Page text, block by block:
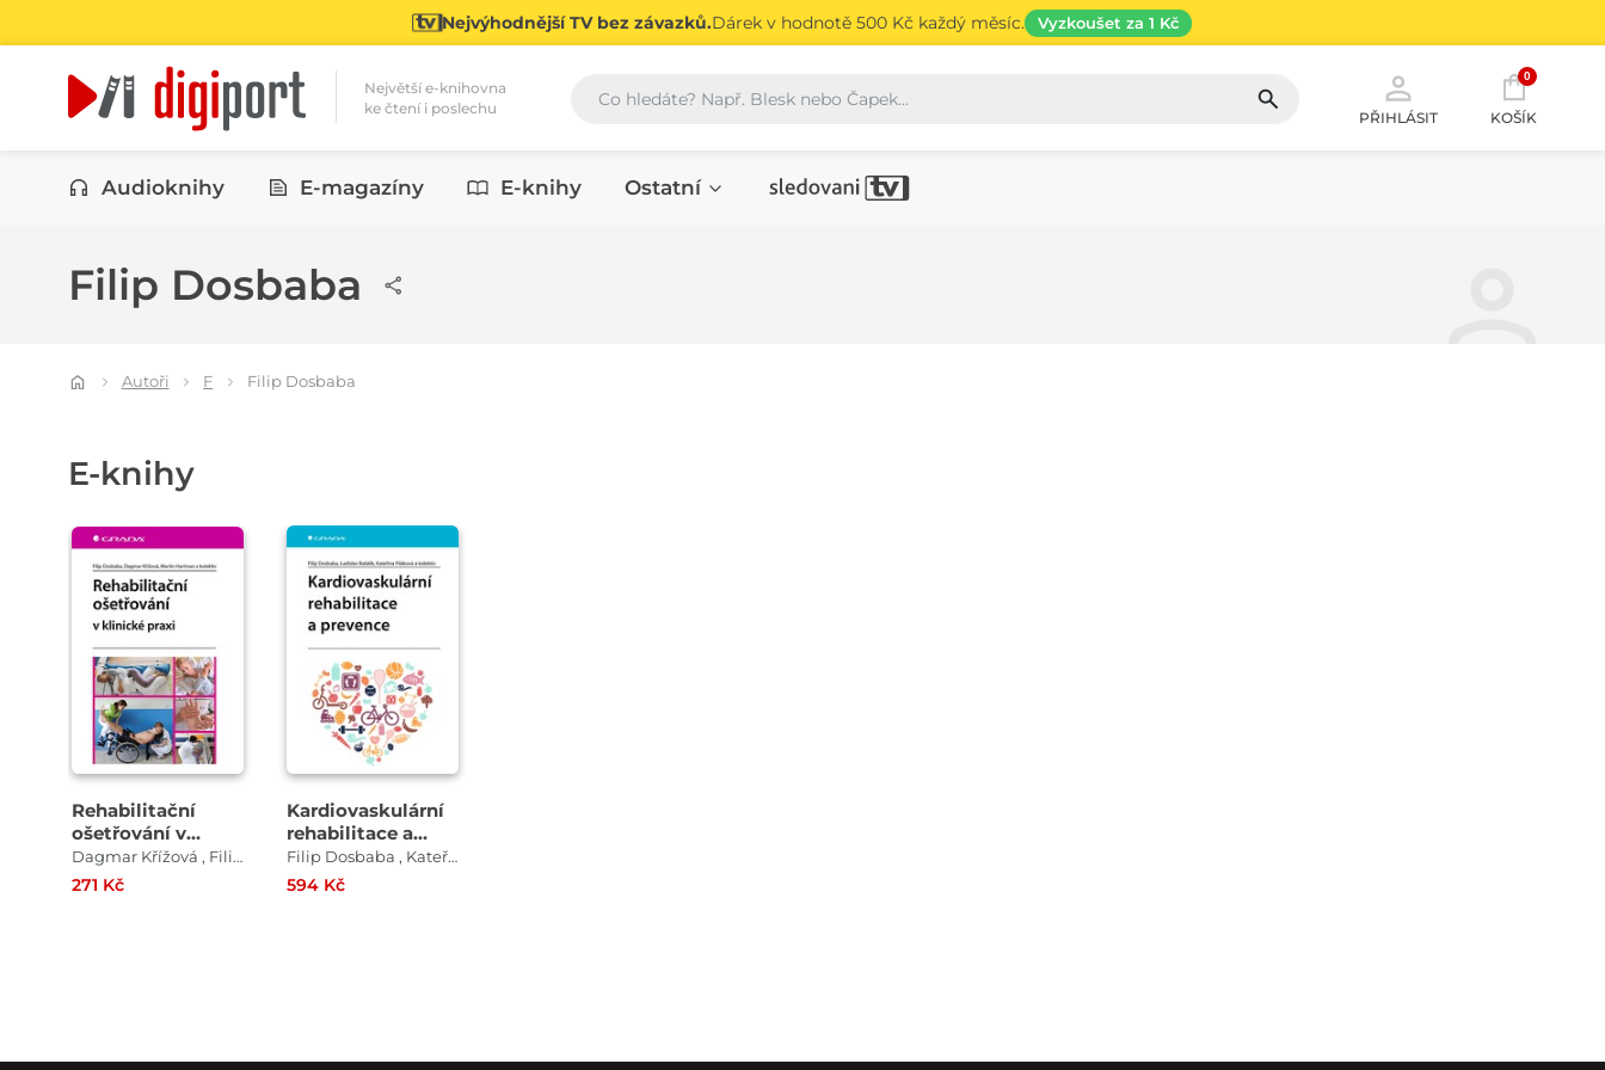
Nejvýhodnější TV bez závazků.Dárek v hodnotě 500 Kč každý měsíc. Vyzkoušet za 1 Kč
Největší e-knihovna
ke čtení i poslechu
Vyhledávání
PŘIHLÁSIT
0
KOŠÍK
Kategorie
Audioknihy E-magazíny E-knihy Ostatní
Filip Dosbaba
Autoři F Filip Dosbaba
E-knihy
Rehabilitační
ošetřování v
klinické praxi
Dagmar Křížová , Filip Dosbaba , Martin Hartman
271 Kč
Kardiovaskulární
rehabilitace a
prevence
Filip Dosbaba , Kateřina Filáková , Ladislav Baťalík
594 Kč